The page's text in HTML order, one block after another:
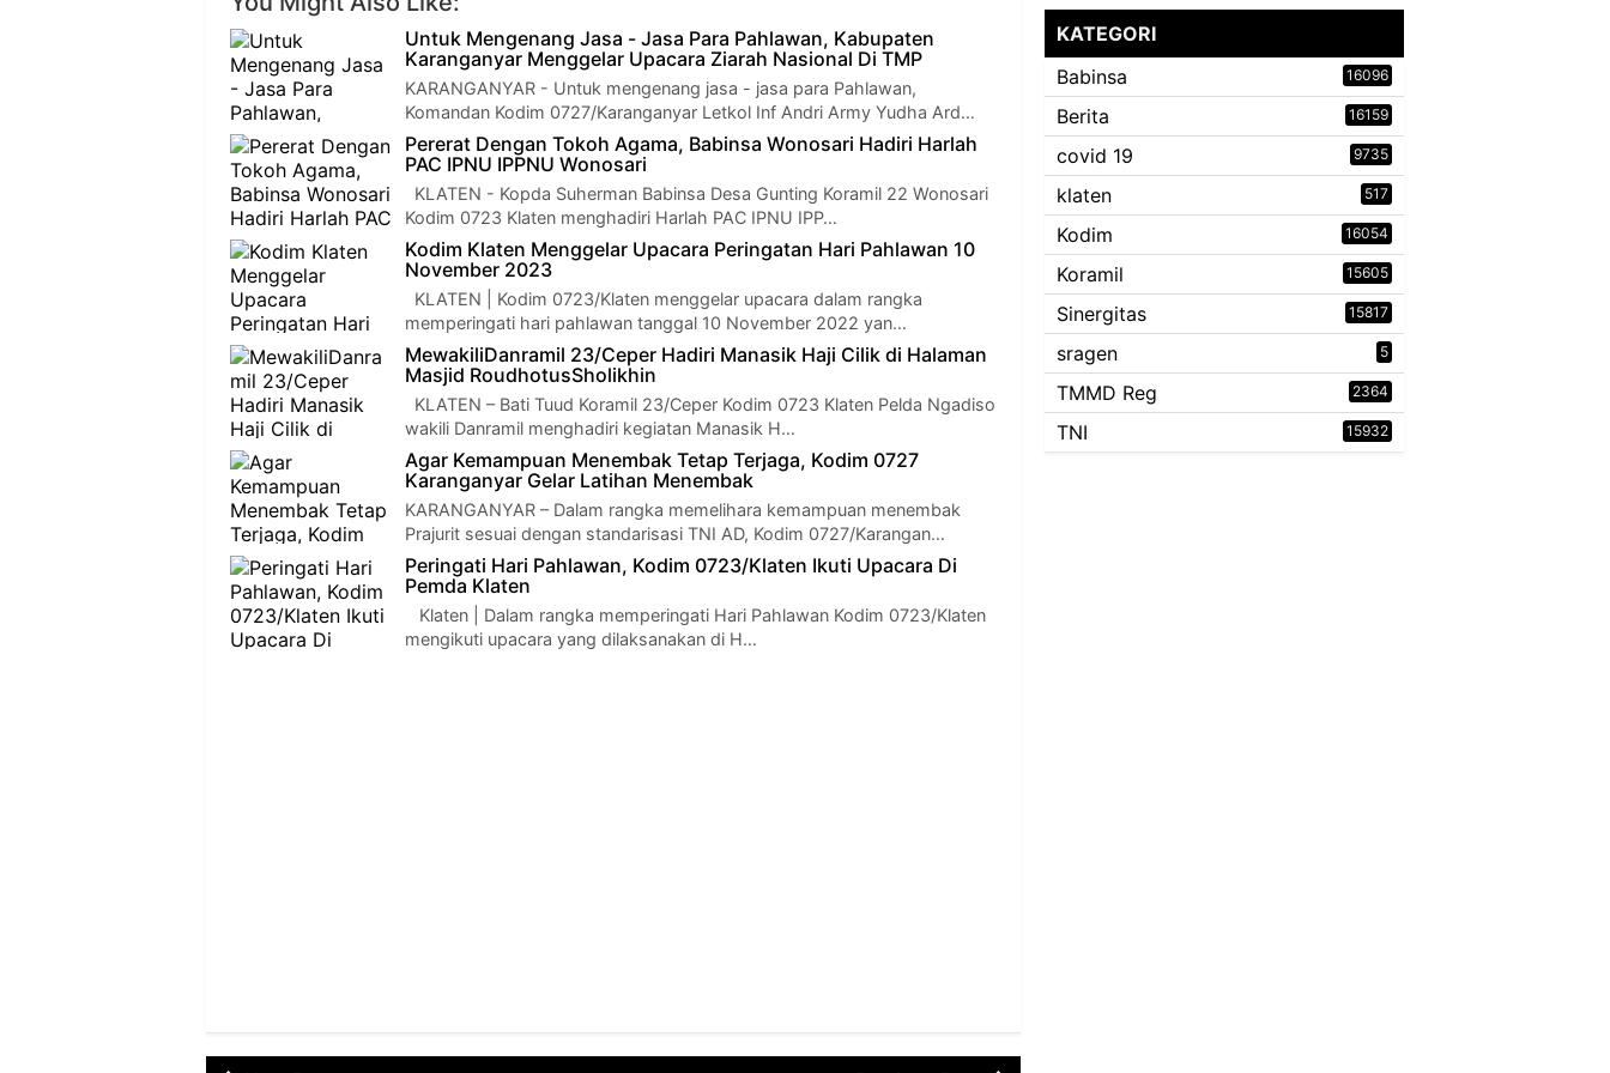
Untuk Mengenang Jasa - Jasa Para Pahlawan, Kabupaten
Karanganyar Menggelar Upacara Ziarah Nasional Di TMP
KARANGANYAR - Untuk mengenang jasa - jasa para Pahlawan,
Komandan Kodim 0727/Karanganyar Letkol Inf Andri Army Yudha Ard…
Pererat Dengan Tokoh Agama, Babinsa Wonosari Hadiri Harlah
PAC IPNU IPPNU Wonosari
KLATEN - Kopda Suherman Babinsa Desa Gunting Koramil 22 Wonosari
Kodim 0723 Klaten menghadiri Harlah PAC IPNU IPP…
Kodim Klaten Menggelar Upacara Peringatan Hari Pahlawan 10
November 2023
KLATEN | Kodim 0723/Klaten menggelar upacara dalam rangka
memperingati hari pahlawan tanggal 10 November 2022 yan…
MewakiliDanramil 23/Ceper Hadiri Manasik Haji Cilik di Halaman
Masjid RoudhotusSholikhin
KLATEN – Bati Tuud Koramil 23/Ceper Kodim 0723 Klaten Pelda Ngadiso
wakili Danramil menghadiri kegiatan Manasik H…
Agar Kemampuan Menembak Tetap Terjaga, Kodim 0727
Karanganyar Gelar Latihan Menembak
KARANGANYAR – Dalam rangka memelihara kemampuan menembak
Prajurit sesuai dengan standarisasi TNI AD, Kodim 0727/Karangan…
Peringati Hari Pahlawan, Kodim 0723/Klaten Ikuti Upacara Di
Pemda Klaten
Klaten | Dalam rangka memperingati Hari Pahlawan Kodim 0723/Klaten
mengikuti upacara yang dilaksanakan di H…
KATEGORI
Babinsa
16096
Berita 16159
covid 19 9735
klaten 517
Kodim 16054
Koramil 15605
Sinergitas 15817
sragen 5
TMMD Reg 2364
TNI 15932